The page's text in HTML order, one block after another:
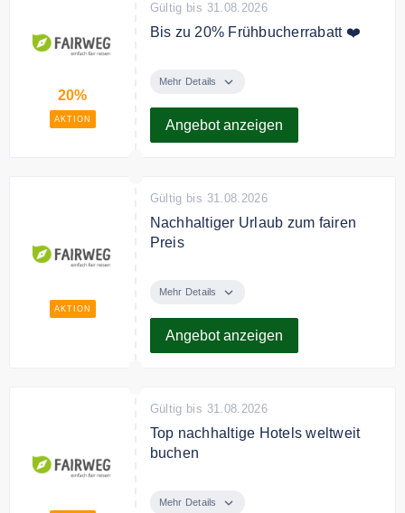
20%
AKTION
Gültig bis 31.08.2026
Bis zu 20% Frühbucherrabatt ❤️
und spare bis zu 20%. Entdecke
den beliebtesten Reisezielen.
Mehr Details
Angebot anzeigen
AKTION
Gültig bis 31.08.2026
Nachhaltiger Urlaub zum fairen
Preis
nachhaltiges Reisen nicht teurer
die Umwelt und lokale
Gemeinschaften respektieren,
Mehr Details
Angebot anzeigen
Gültig bis 31.08.2026
Top nachhaltige Hotels weltweit
buchen
entdecke besondere Hotels mit
Mehr Details